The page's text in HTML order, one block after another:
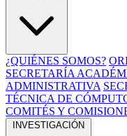
¿QUIÉNES SOMOS?
SECRETARÍA
ADMINISTRATIVA
TÉCNICA DE
COMITÉS Y
INVESTIGACIÓN